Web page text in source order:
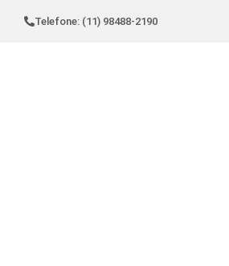
Telefone: (11) 98488-2190